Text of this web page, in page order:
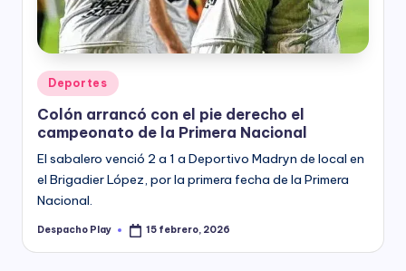
Posted
in
Deportes
Colón arrancó con el pie derecho el
campeonato de la Primera Nacional
El sabalero venció 2 a 1 a Deportivo Madryn de local en
el Brigadier López, por la primera fecha de la Primera
Nacional.
Posted
Despacho Play 15 febrero, 2026